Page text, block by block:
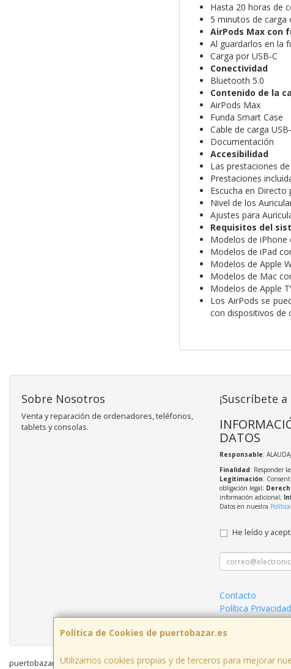
Hasta 20 horas de
5 minutos de carga
AirPods Max con
Al guardarlos en la
Carga por USB‑C
Conectividad
Bluetooth 5.0
Contenido de la
AirPods Max
Funda Smart Case
Cable de carga
Documentación
Accesibilidad
Las prestaciones
Prestaciones
Escucha en Directo
Nivel de los
Ajustes para
Requisitos del
Modelos de iPhone
Modelos de iPad
Modelos de Apple
Modelos de Mac
Modelos de Apple
Los AirPods se
con dispositivos de
Política de Cookies de puertobazar.es
Utilizamos cookies propias y de terceros para mejorar
Sobre Nosotros
Venta y reparación de ordenadores, teléfonos,
tablets y consolas.
¡Suscríbete
DATOS
Responsable:
Finalidad: Responder
Legitimación:
obligación legal;
información adicional;
Datos en nuestra
He leído y
Contacto
Política Privacidad
Condiciones de
puertobazar.es © 2026